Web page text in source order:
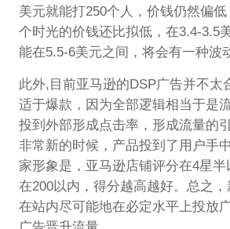
美元就能打250个人，价钱仍然偏
个时光的价钱还比拟低，在3.4-3.5
能在5.5-6美元之间，将会有一种波
此外,目前亚马逊的DSP广告并不太
适于爆款，因为全部逻辑相当于是
投到外部形成点击率，形成流量的
非常新的时候，产品投到了用户手
家形象是，亚马逊店铺评分在4星半
在200以内，得分越高越好。总之
在站内尽可能地在必定水平上投放